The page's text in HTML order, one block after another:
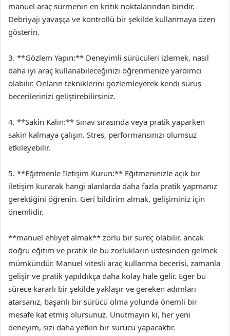
manuel araç sürmenin en kritik noktalarından biridir.
Debriyajı yavaşça ve kontrollü bir şekilde kullanmaya özen
gösterin.
3. **Gözlem Yapın:** Deneyimli sürücüleri izlemek, nasıl
daha iyi araç kullanabileceğinizi öğrenmenize yardımcı
olabilir. Onların tekniklerini gözlemleyerek kendi sürüş
becerilerinizi geliştirebilirsiniz.
4. **Sakin Kalın:** Sınav sırasında veya pratik yaparken
sakin kalmaya çalışın. Stres, performansınızı olumsuz
etkileyebilir.
5. **Eğitmenle İletişim Kurun:** Eğitmeninizle açık bir
iletişim kurarak hangi alanlarda daha fazla pratik yapmanız
gerektiğini öğrenin. Geri bildirim almak, gelişiminiz için
önemlidir.
**manuel ehliyet almak** zorlu bir süreç olabilir, ancak
doğru eğitim ve pratik ile bu zorlukların üstesinden gelmek
mümkündür. Manuel vitesli araç kullanma becerisi, zamanla
gelişir ve pratik yapıldıkça daha kolay hale gelir. Eğer bu
sürece kararlı bir şekilde yaklaşır ve gereken adımları
atarsanız, başarılı bir sürücü olma yolunda önemli bir
mesafe kat etmiş olursunuz. Unutmayın ki, her yeni
deneyim, sizi daha yetkin bir sürücü yapacaktır.